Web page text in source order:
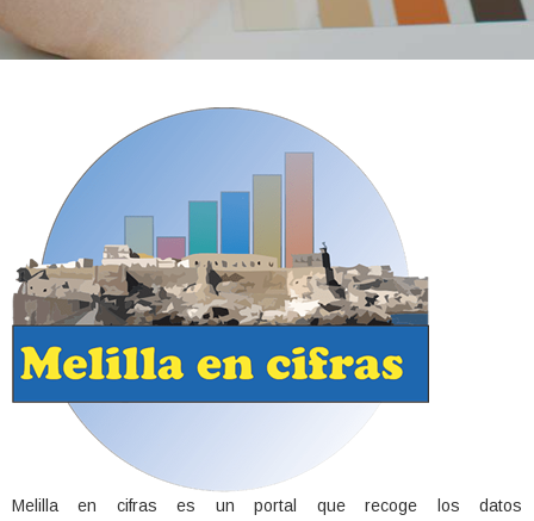
Melilla en cifras es un portal que recoge los datos